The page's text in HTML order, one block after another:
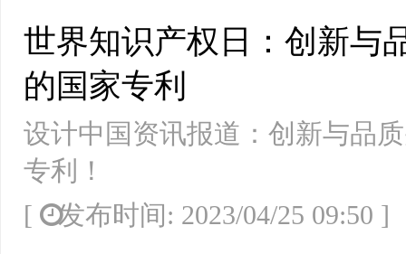
世界知识产权日：创新与
的国家专利
设计中国资讯报道：创新与品
专利！
[
发布时间: 2023/04/25